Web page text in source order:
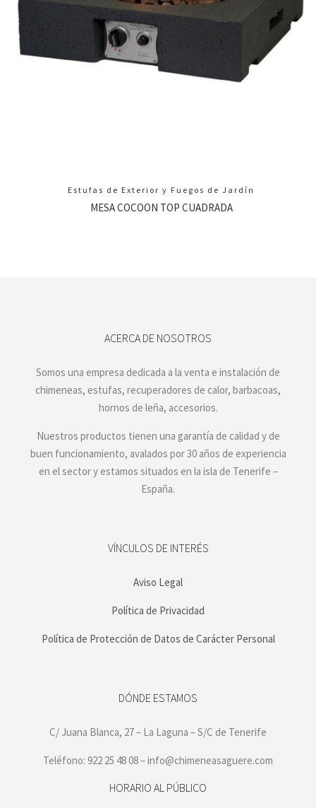
Estufas de Exterior y Fuegos de Jardín
MESA COCOON TOP CUADRADA
ACERCA DE NOSOTROS
Somos una empresa dedicada a la venta e instalación de
chimeneas, estufas, recuperadores de calor, barbacoas,
hornos de leña, accesorios.
Nuestros productos tienen una garantía de calidad y de
buen funcionamiento, avalados por 30 años de experiencia
en el sector y estamos situados en la isla de Tenerife –
España.
VÍNCULOS DE INTERÉS
Aviso Legal
Política de Privacidad
Política de Protección de Datos de Carácter Personal
DÓNDE ESTAMOS
C/ Juana Blanca, 27 – La Laguna – S/C de Tenerife
Teléfono: 922 25 48 08 – info@chimeneasaguere.com
HORARIO AL PÚBLICO